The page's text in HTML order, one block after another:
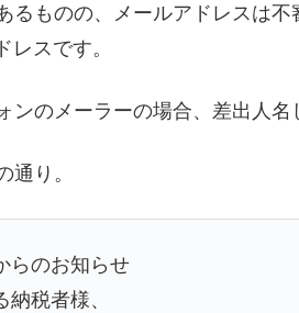
るものの、メールアドレスは
レスです。
ンのメーラーの場合、差出人
通り。
らのお知らせ
納税者様、